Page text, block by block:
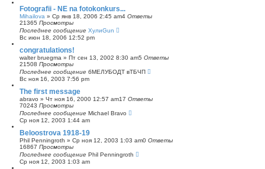
Fotografii - NE na fotokonkurs...
Mihailova » Ср янв 18, 2006 2:45 am4 Ответы
21365 Просмотры
Последнее сообщение ХулиGun
Вс июн 18, 2006 12:52 pm
congratulations!
walter bruegma » Пт сен 13, 2002 8:30 am5 Ответы
21508 Просмотры
Последнее сообщение бМЕЛУБОДТ вТБЧП
Вс ноя 16, 2003 7:56 pm
The first message
abravo » Чт ноя 16, 2000 12:57 am17 Ответы
70243 Просмотры
Последнее сообщение Michael Bravo
Ср ноя 12, 2003 1:44 am
Beloostrova 1918-19
Phil Penningroth » Ср ноя 12, 2003 1:03 am0 Ответы
16867 Просмотры
Последнее сообщение Phil Penningroth
Ср ноя 12, 2003 1:03 am